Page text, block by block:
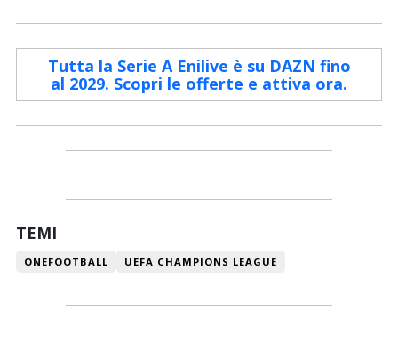
Tutta la Serie A Enilive è su DAZN fino
al 2029. Scopri le offerte e attiva ora.
TEMI
ONEFOOTBALL UEFA CHAMPIONS LEAGUE